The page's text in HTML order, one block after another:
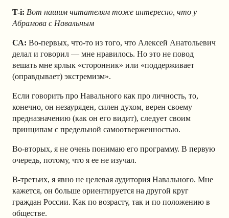
T-i: Вот нашим читателям тоже интересно, что у
Абрамова с Навальным
СА: Во-первых, что-то из того, что Алексей Анатольевич
делал и говорил — мне нравилось. Но это не повод
вешать мне ярлык «сторонник» или «поддерживает
(оправдывает) экстремизм».
Если говорить про Навального как про личность, то,
конечно, он незауряден, силен духом, верен своему
предназначению (как он его видит), следует своим
принципам с предельной самоотверженностью.
Во-вторых, я не очень понимаю его программу. В первую
очередь, потому, что я ее не изучал.
В-третьих, я явно не целевая аудитория Навального. Мне
кажется, он больше ориентируется на другой круг
граждан России. Как по возрасту, так и по положению в
обществе.